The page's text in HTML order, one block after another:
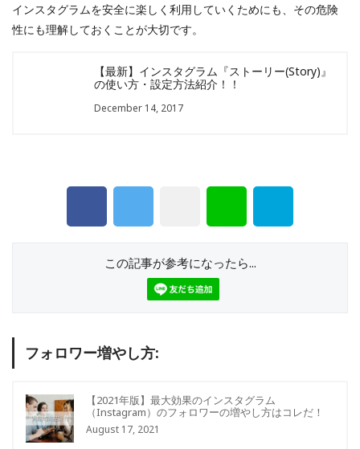
インスタグラムを安全に楽しく利用していくためにも、その危険
性にも理解しておくことが大切です。
【最新】インスタグラム『ストーリー(Story)』
の使い方・設定方法紹介！！
December 14, 2017
この記事が参考になったら...
フォロワー増やし方:
【2021年版】最大効果のインスタグラム
（Instagram）のフォロワーの増やし方はコレだ！
August 17, 2021